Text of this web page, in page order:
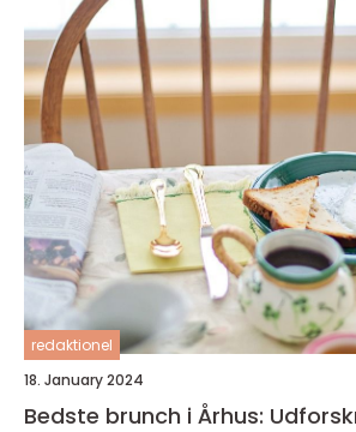
redaktionel
18. January 2024
Bedste brunch i Århus: